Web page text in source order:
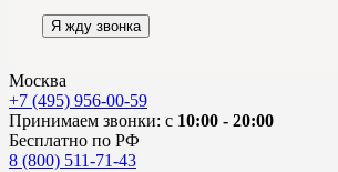
Я жду звонка
Москва
+7 (495) 956-00-59
Принимаем звонки: с 10:00 - 20:00
Бесплатно по РФ
8 (800) 511-71-43